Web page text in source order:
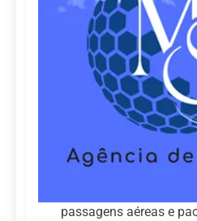
passagens aéreas e